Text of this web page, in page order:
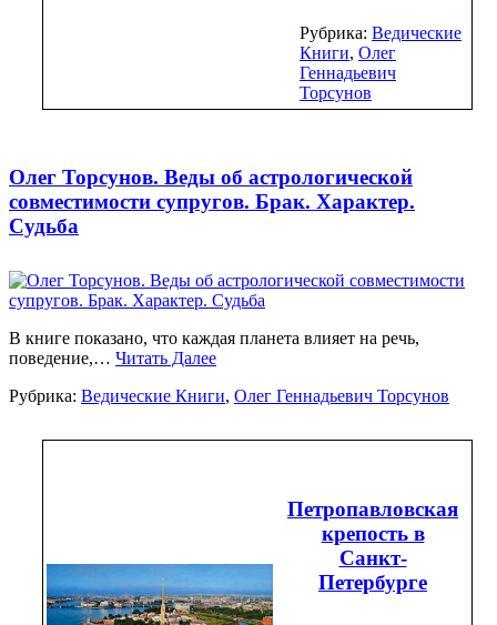
Рубрика: Ведические
Книги, Олег
Геннадьевич
Торсунов
Олег Торсунов. Веды об астрологической
совместимости супругов. Брак. Характер.
Судьба
В книге показано, что каждая планета влияет на речь,
поведение,… Читать Далее
Рубрика: Ведические Книги, Олег Геннадьевич Торсунов
Петропавловская
крепость в
Санкт-
Петербурге